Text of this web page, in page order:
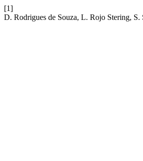
[1]
D. Rodrigues de Souza, L. Rojo Stering,